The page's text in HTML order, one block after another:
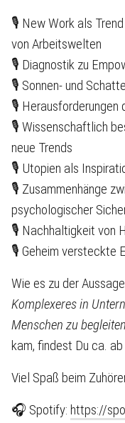
🎙 New Work als
von Arbeitswelten
🎙 Diagnostik zu
🎙 Sonnen- und
🎙 Herausforderungen
🎙 Wissenschaftlich
neue Trends
🎙 Utopien als
🎙 Zusammenhänge
psychologischer
🎙 Nachhaltigkeit von
🎙 Geheim versteckte
Wie es zu der
Komplexeres in
Menschen zu
kam, findest Du ca.
Viel Spaß beim
🎧 Spotify: https://